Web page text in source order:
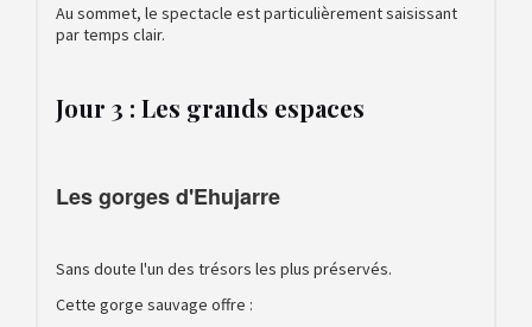
Au sommet, le spectacle est particulièrement saisissant
par temps clair.
Jour 3 : Les grands espaces
Les gorges d'Ehujarre
Sans doute l'un des trésors les plus préservés.
Cette gorge sauvage offre :